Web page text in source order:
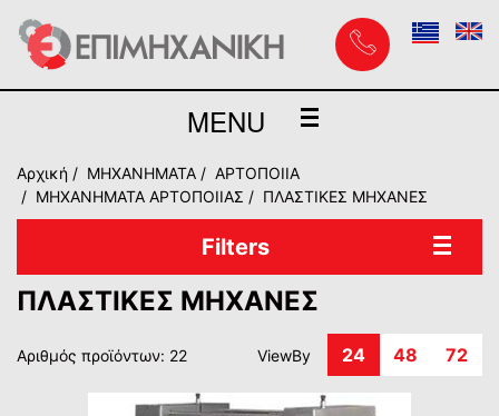
MENU
Αρχική MHXANHMATA
ΑΡΤΟΠΟΙΙΑ
ΜΗΧΑΝΗΜΑΤΑ ΑΡΤΟΠΟΙΙΑΣ
ΠΛΑΣΤΙΚΕΣ ΜΗΧΑΝΕΣ
Filters
ΠΛΑΣΤΙΚΕΣ ΜΗΧΑΝΕΣ
Αριθμός προϊόντων: 22 ViewBy 24 48 72